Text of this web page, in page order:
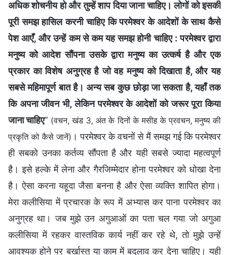
अधिक शोचनीय हो और तुम्हें शाप दिया जाना चाहिए। लोगों को इसकी
पूरी समझ हासिल करनी चाहिए कि परमेश्वर के आदेशों के साथ कैसे
पेश आएँ, और उन्हें कम से कम यह समझ होनी चाहिए : परमेश्वर द्वारा
मनुष्य को आदेश सौंपना उसके द्वारा मनुष्य का उत्कर्ष है और एक
प्रकार का विशेष अनुग्रह है जो वह मनुष्य को दिखाता है, और यह
सबसे महिमापूर्ण बात है। अन्य सब कुछ छोड़ा जा सकता है, यहाँ तक
कि अपना जीवन भी, लेकिन परमेश्वर के आदेशों को जरूर पूरा किया
जाना चाहिए” (वचन, खंड 3, अंत के दिनों के मसीह के प्रवचन, मनुष्य की
प्रकृति को कैसे जानें) । परमेश्वर के वचनों से मैं समझ गई कि परमेश्वर
ही सबको उनका कर्तव्य सौंपता है और यही सबसे ज्यादा महत्वपूर्ण
है। इसे हल्के में लेना और गैरजिम्मेदार होना परमेश्वर को धोखा देना
है। ऐसा करना यहूदा जैसा बनना है और ऐसा व्यक्ति शापित होगा।
मेरा कलीसिया में प्रचारक के रूप में अभ्यास कर पाना परमेश्वर का
अनुग्रह था। जब मुझे उन अगुआओं का पता चल गया जो अगुआ
कलीसिया में रहकर वास्तविक कार्य नहीं कर रहे थे, तो मुझे उन्हें
आवश्यक होने पर बर्खास्त या काम में बदलाव कर देना चाहिए। यही